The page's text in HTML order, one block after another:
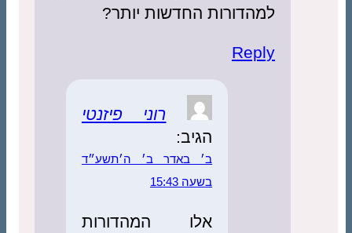
למהדורות החדשות יותר?
Reply
רוני פיזנטי
הגיב:
ב׳ באדר ב׳ ה׳תשע״ד
בשעה 15:43
אלו המהדורות